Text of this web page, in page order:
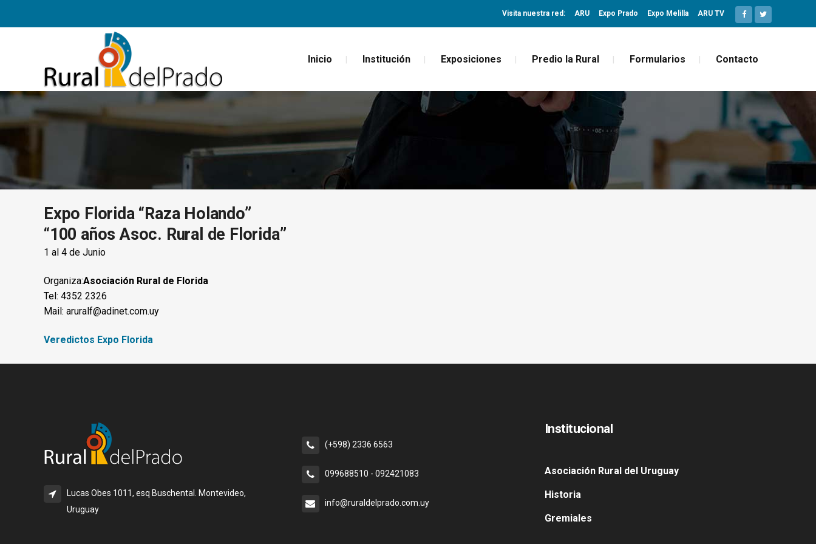
Visita nuestra red: ARU Expo Prado Expo Melilla ARU TV
Inicio Institución Exposiciones Predio la Rural Formularios Contacto
Expo Florida “Raza Holando”
“100 años Asoc. Rural de Florida”
1 al 4 de Junio
Organiza:Asociación Rural de Florida
Tel: 4352 2326
Mail: aruralf@adinet.com.uy
Veredictos Expo Florida
Lucas Obes 1011, esq Buschental. Montevideo,
Uruguay
(+598) 2336 6563
099688510 - 092421083
info@ruraldelprado.com.uy
Institucional
Asociación Rural del Uruguay
Historia
Gremiales